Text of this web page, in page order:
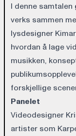
I denne samtalen
verks sammen
lysdesigner
hvordan å lage
musikken,
forskjellige
Panelet
Videodesigner
artister som